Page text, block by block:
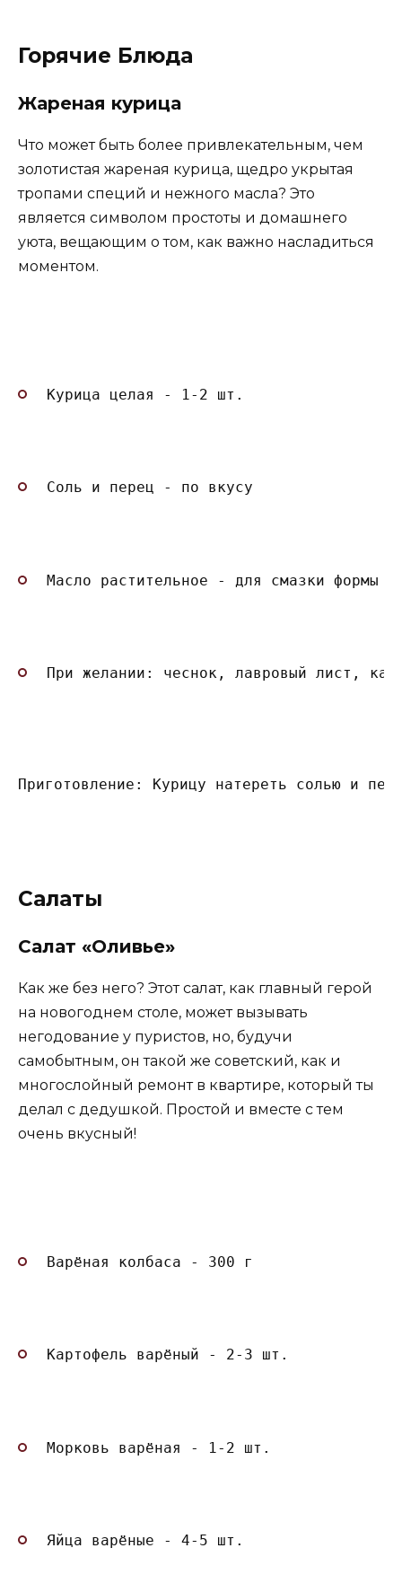
Горячие Блюда
Жареная курица
Что может быть более привлекательным, чем
золотистая жареная курица, щедро укрытая
тропами специй и нежного масла? Это
является символом простоты и домашнего
уюта, вещающим о том, как важно насладиться
моментом.
Курица целая - 1-2 шт.
Соль и перец - по вкусу
Масло растительное - для смазки формы
При желании: чеснок, лавровый лист,
Приготовление: Курицу натереть солью и
Салаты
Салат «Оливье»
Как же без него? Этот салат, как главный герой
на новогоднем столе, может вызывать
негодование у пуристов, но, будучи
самобытным, он такой же советский, как и
многослойный ремонт в квартире, который ты
делал с дедушкой. Простой и вместе с тем
очень вкусный!
Варёная колбаса - 300 г
Картофель варёный - 2-3 шт.
Морковь варёная - 1-2 шт.
Яйца варёные - 4-5 шт.